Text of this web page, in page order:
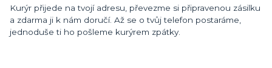
Kurýr přijede na tvojí adresu, převezme si připravenou zásilku
a zdarma ji k nám doručí. Až se o tvůj telefon postaráme,
jednoduše ti ho pošleme kurýrem zpátky.